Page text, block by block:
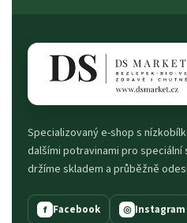
Specializovaný e-shop s
dalšími potravinami pro speciální
držíme skladem a průběžně
f Facebook ◎ Instagram